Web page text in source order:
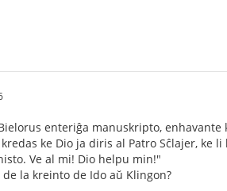
enteriĝa manuskripto,
ke Dio ja diris al Patro Sĉlajer, ke
Ve al mi! Dio helpu min!"
de la kreinto de Ido aŭ Klingon?